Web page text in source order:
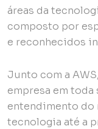
áreas da
composto por
e reconhecidos
Junto com a
empresa em toda
entendimento do
tecnologia até a